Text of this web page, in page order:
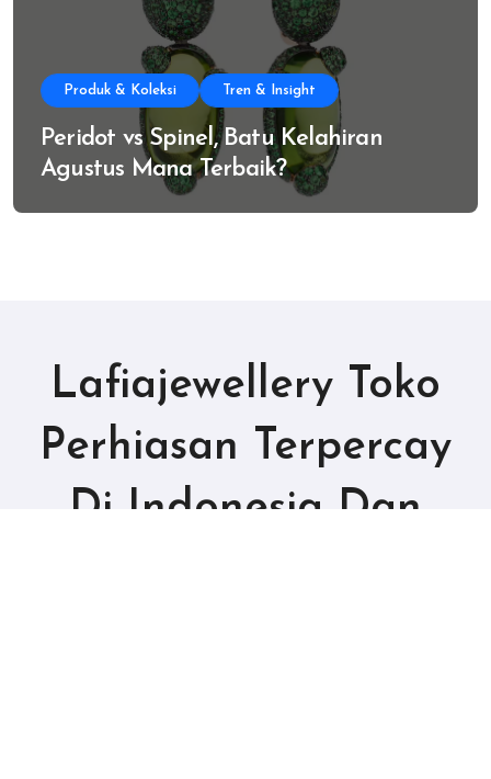
Produk & Koleksi Tren & Insight
Peridot vs Spinel, Batu Kelahiran
Agustus Mana Terbaik?
Lafiajewellery Toko
Perhiasan Terpercay
Di Indonesia Dan